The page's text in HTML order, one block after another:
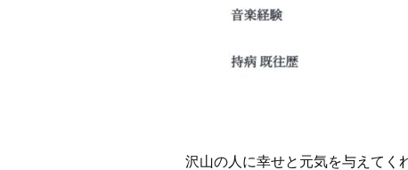
沢山の人に幸せと元気を与えてく